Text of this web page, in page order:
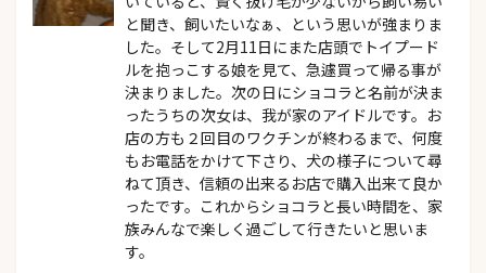
と聞き、飼いたいなぁ、という思いが強まりま
した。そして2月11日にまた店頭でトイプード
ルを抱っこする娘を見て、急遽買って帰る事が
決まりました。次の日にショコラと名前が決ま
ったうちの次女は、我が家のアイドルです。お
店の方も２回目のワクチンが終わるまで、何度
もお電話をかけて下さり、犬の様子について尋
ねて頂き、信頼の出来るお店で購入出来て良か
ったです。これからショコラと長い時間を、家
族みんなで楽しく過ごして行きたいと思いま
す。